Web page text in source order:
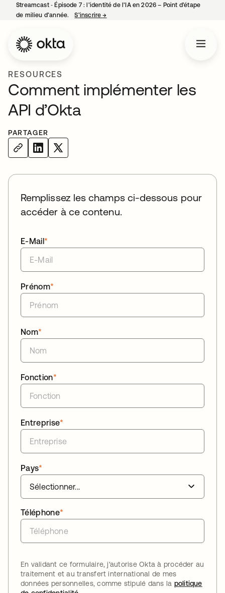
Streamcast ‑ Épisode 7 : l’identité de l’IA en 2026 – Point d’étape
de milieu d’année.
S’inscrire→
RESOURCES
Comment implémenter les
API d’Okta
PARTAGER
Remplissez les champs ci-dessous pour
accéder à ce contenu.
*
E-Mail
*
Prénom
*
Nom
*
Fonction
*
Entreprise
*
Pays
*
Téléphone
En validant ce formulaire, j'autorise Okta à procéder au
traitement et au transfert international de mes
données personnelles, comme stipulé dans la politique